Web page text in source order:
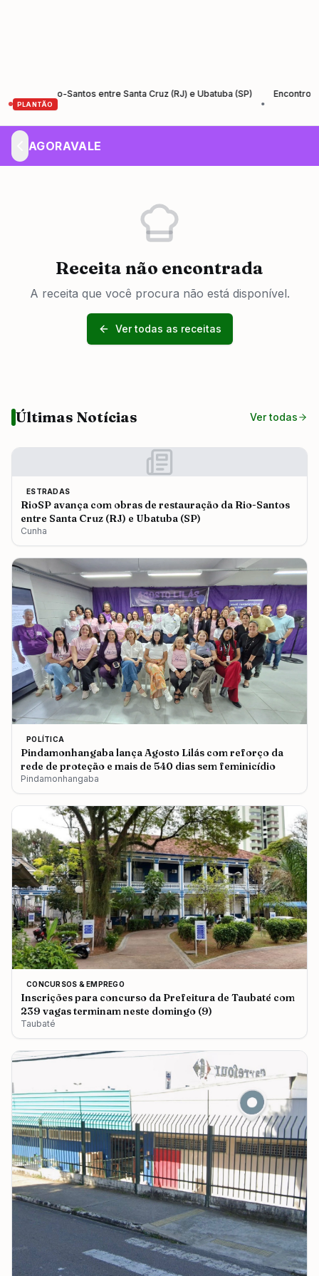
PLANTÃO
da Rio-Santos entre Santa Cruz (RJ) e Ubatuba (SP)
Encontro de
AGORAVALE
Receita não encontrada
A receita que você procura não está disponível.
Ver todas as receitas
Últimas Notícias Ver todas
ESTRADAS
RioSP avança com obras de restauração da Rio-Santos
entre Santa Cruz (RJ) e Ubatuba (SP)
Cunha
POLÍTICA
Pindamonhangaba lança Agosto Lilás com reforço da
rede de proteção e mais de 540 dias sem feminicídio
Pindamonhangaba
CONCURSOS & EMPREGO
Inscrições para concurso da Prefeitura de Taubaté com
239 vagas terminam neste domingo (9)
Taubaté